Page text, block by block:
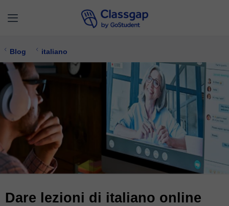
Blog italiano
Dare lezioni di italiano online